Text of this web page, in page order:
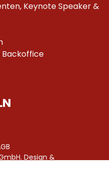
Keynote Speaker &
Design &